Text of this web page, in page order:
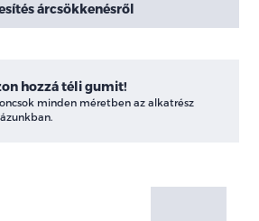
árcsökkenésről
hozzá téli gumit!
minden méretben az alkatrész